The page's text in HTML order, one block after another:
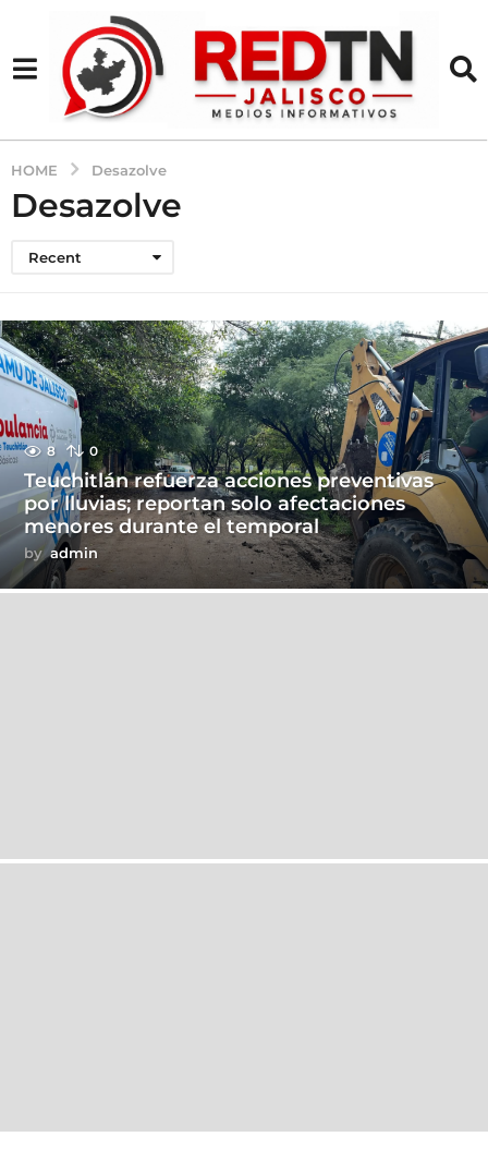
HOME Desazolve
Desazolve
Recent
8 0
Teuchitlán refuerza acciones preventivas
por lluvias; reportan solo afectaciones
menores durante el temporal
by admin